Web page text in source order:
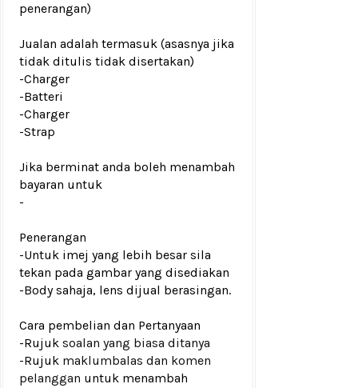
penerangan)
Jualan adalah termasuk (asasnya jika
tidak ditulis tidak disertakan)
-Charger
-Batteri
-Charger
-Strap
Jika berminat anda boleh menambah
bayaran untuk
-
Penerangan
-Untuk imej yang lebih besar sila
tekan pada gambar yang disediakan
-Body sahaja, lens dijual berasingan.
Cara pembelian dan Pertanyaan
-Rujuk soalan yang biasa ditanya
-Rujuk maklumbalas dan komen
pelanggan untuk menambah